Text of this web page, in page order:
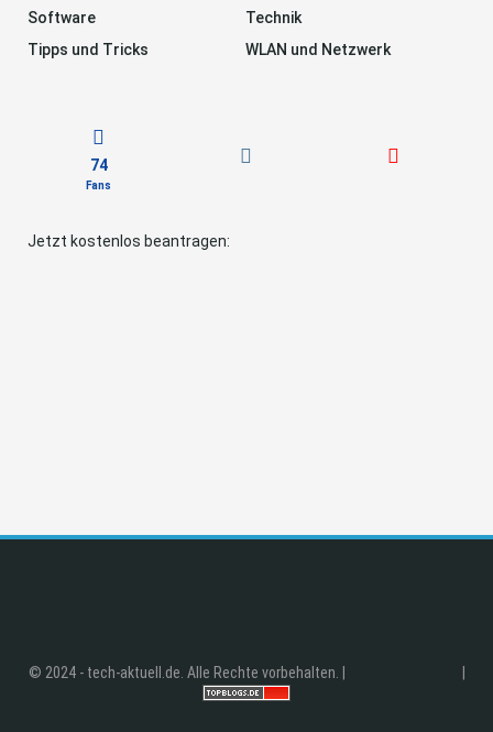
Software
Technik
Tipps und Tricks
WLAN und Netzwerk
74
Fans
Jetzt kostenlos beantragen:
© 2024 - tech-aktuell.de. Alle Rechte vorbehalten. |